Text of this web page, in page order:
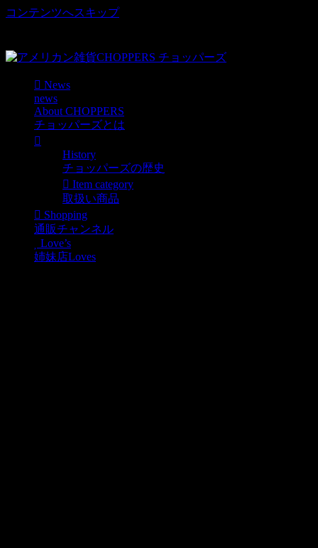
コンテンツへスキップ
News
news
About CHOPPERS
チョッパーズとは
History
チョッパーズの歴史
Item category
取扱い商品
Shopping
通販チャンネル
Love’s
姉妹店Loves